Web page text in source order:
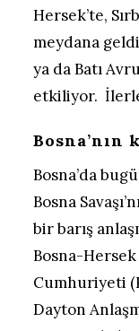
Hersek’te,
meydana
ya da Batı
etkiliyor.
Bosna’nın
Bosna’da
Bosna
bir barış
Bosna-
Cumhuriyeti
Dayton